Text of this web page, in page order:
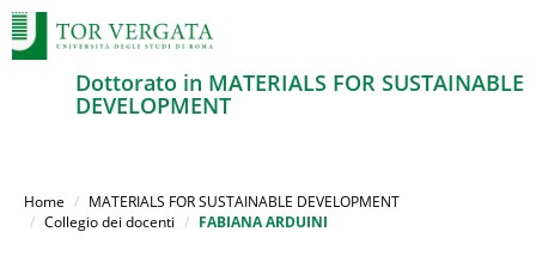
contenuto
Dottorato in MATERIALS FOR SUSTAINABLE
DEVELOPMENT
Home
MATERIALS FOR SUSTAINABLE DEVELOPMENT
Collegio dei docenti
FABIANA ARDUINI